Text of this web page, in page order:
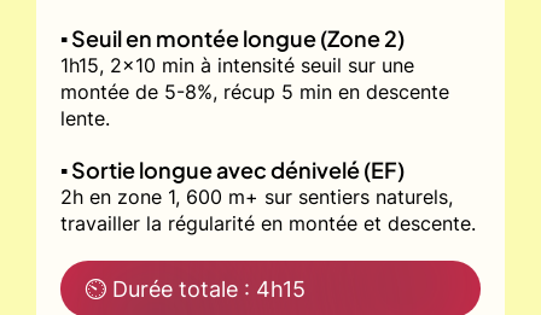
▪️ Seuil en montée longue (Zone 2)
1h15, 2x10 min à intensité seuil sur une
montée de 5-8%, récup 5 min en descente
lente.
▪️ Sortie longue avec dénivelé (EF)
2h en zone 1, 600 m+ sur sentiers naturels,
travailler la régularité en montée et descente.
⏲ Durée totale : 4h15